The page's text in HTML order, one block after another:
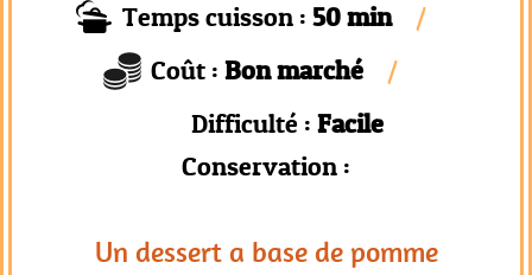
Temps cuisson : 50 min
Coût : Bon marché
Difficulté : Facile
Conservation :
Un dessert a base de pomme